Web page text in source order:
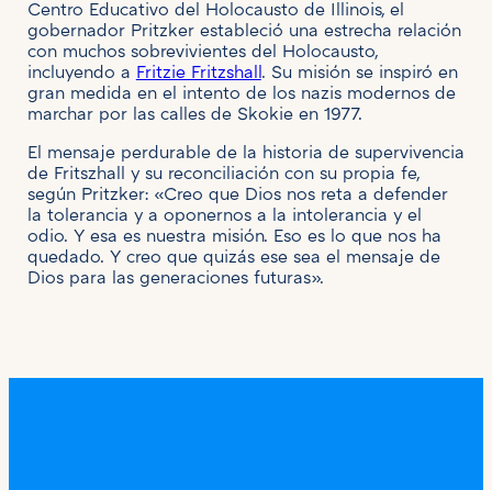
Centro Educativo del Holocausto de Illinois, el
gobernador Pritzker estableció una estrecha relación
con muchos sobrevivientes del Holocausto,
incluyendo a Fritzie Fritzshall . Su misión se inspiró en
gran medida en el intento de los nazis modernos de
marchar por las calles de Skokie en 1977.
El mensaje perdurable de la historia de supervivencia
de Fritszhall y su reconciliación con su propia fe,
según Pritzker: «Creo que Dios nos reta a defender
la tolerancia y a oponernos a la intolerancia y el
odio. Y esa es nuestra misión. Eso es lo que nos ha
quedado. Y creo que quizás ese sea el mensaje de
Dios para las generaciones futuras».